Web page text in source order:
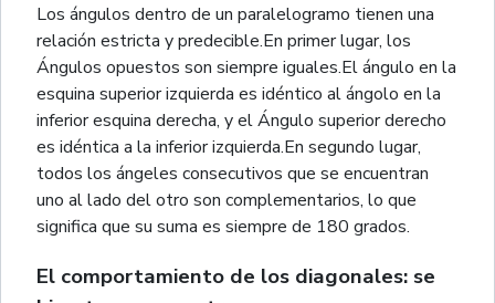
Los ángulos dentro de un paralelogramo tienen una
relación estricta y predecible.En primer lugar, los
Ángulos opuestos son siempre iguales.El ángulo en la
esquina superior izquierda es idéntico al ángolo en la
inferior esquina derecha, y el Ángulo superior derecho
es idéntica a la inferior izquierda.En segundo lugar,
todos los ángeles consecutivos que se encuentran
uno al lado del otro son complementarios, lo que
significa que su suma es siempre de 180 grados.
El comportamiento de los diagonales: se